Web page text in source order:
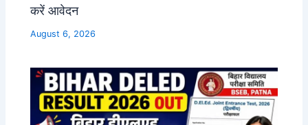
करें आवेदन
August 6, 2026